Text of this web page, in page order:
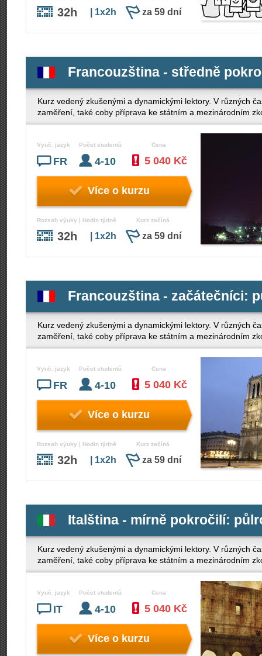
32h | 1x2h za 59 dní
Francouzština - středně
Kurz vedený zkušenými a dynamickými lektory. V různých
zaměření, také coby příprava ke státním a mezinárodním
Vyuč. jazyk
FR
Počet studentů
4-10
Cena
5 040 Kč
Více o kurzu
Rozsah výuky | Hodin týdně
32h | 1x2h
Kurz začíná
za 59 dní
Francouzština - začátečníci:
Kurz vedený zkušenými a dynamickými lektory. V různých
zaměření, také coby příprava ke státním a mezinárodním
Vyuč. jazyk
FR
Počet studentů
4-10
Cena
5 040 Kč
Více o kurzu
Rozsah výuky | Hodin týdně
32h | 1x2h
Kurz začíná
za 59 dní
Italština - mírně pokročilí:
Kurz vedený zkušenými a dynamickými lektory. V různých
zaměření, také coby příprava ke státním a mezinárodním
Vyuč. jazyk
IT
Počet studentů
4-10
Cena
5 040 Kč
Více o kurzu